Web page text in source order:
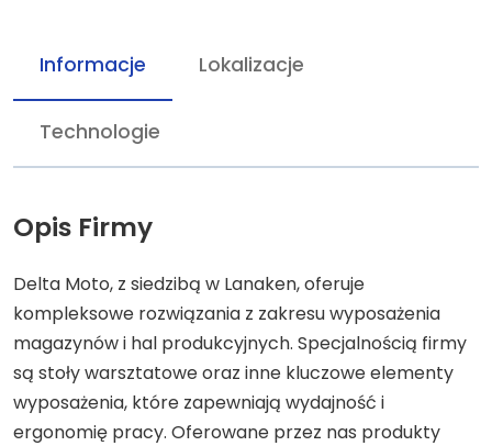
Informacje Lokalizacje
Technologie
Opis Firmy
Delta Moto, z siedzibą w Lanaken, oferuje
kompleksowe rozwiązania z zakresu wyposażenia
magazynów i hal produkcyjnych. Specjalnością firmy
są stoły warsztatowe oraz inne kluczowe elementy
wyposażenia, które zapewniają wydajność i
ergonomię pracy. Oferowane przez nas produkty